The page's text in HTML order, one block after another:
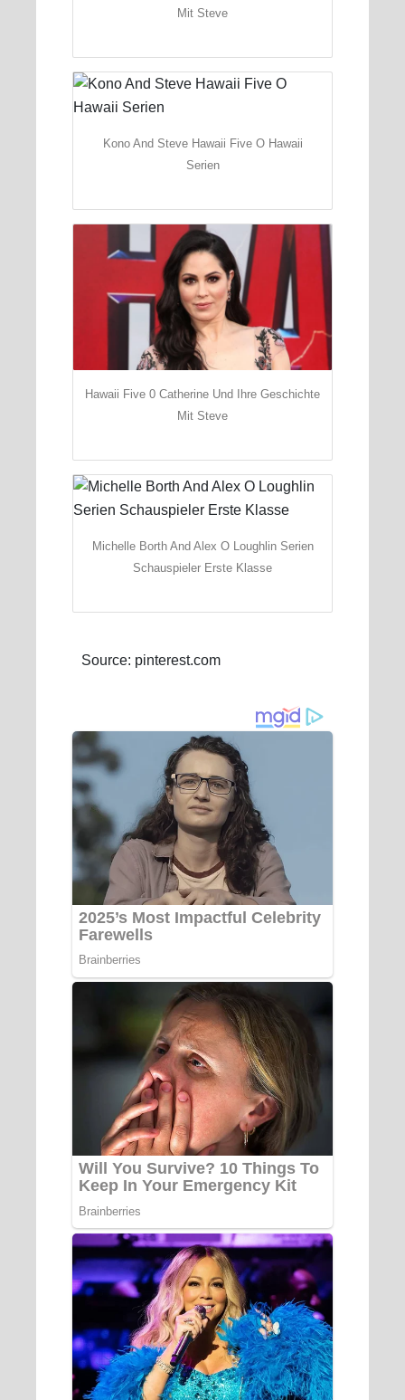
Mit Steve
Kono And Steve Hawaii Five O Hawaii
Serien
Hawaii Five 0 Catherine Und Ihre Geschichte
Mit Steve
Michelle Borth And Alex O Loughlin Serien
Schauspieler Erste Klasse
Source: pinterest.com